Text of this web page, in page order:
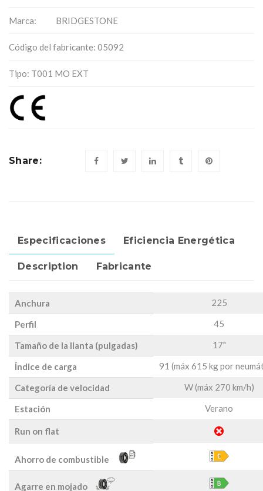
Marca: BRIDGESTONE
Código del fabricante: 05092
Tipo: T001 MO EXT
Share:
Especificaciones Eficiencia Energética
Description Fabricante
Anchura 225
Perfil 45
Tamaño de la llanta (pulgadas) 17"
Índice de carga 91 (máx 615 kg por
Categoría de velocidad W (máx 270 km/h)
Estación Verano
Run on flat
Ahorro de combustible
Agarre en mojado